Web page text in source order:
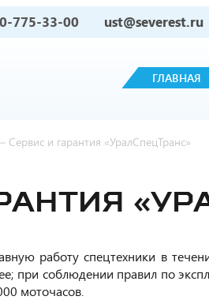
775-33-00 ust@severest.ru
ГЛАВНАЯ
Сервис и гарантия «УралСпецТранс»
работу спецтехники в
при соблюдении правил по
моточасов.